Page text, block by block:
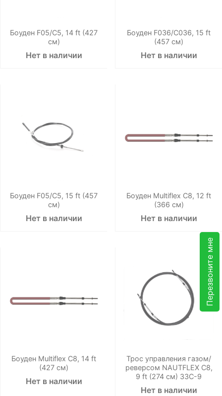
Перезвоните мне
Боуден F05/C5, 14 ft (427
см)
Нет в наличии
Боуден F036/C036, 15 ft
(457 см)
Нет в наличии
Боуден F05/C5, 15 ft (457
см)
Нет в наличии
Боуден Multiflex C8, 12 ft
(366 см)
Нет в наличии
Боуден Multiflex C8, 14 ft
(427 см)
Нет в наличии
Трос управления газом/
реверсом NAUTFLEX C8,
9 ft (274 см) 33C-9
Нет в наличии